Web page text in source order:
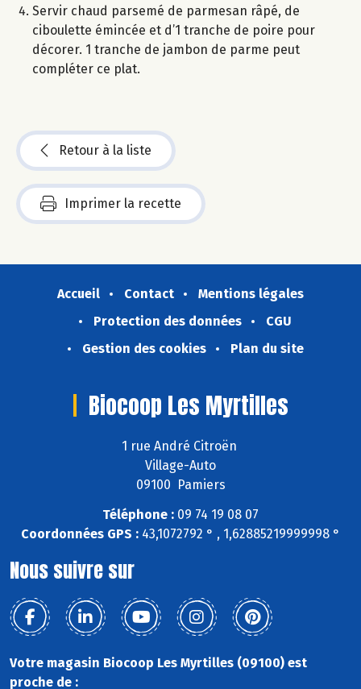
Servir chaud parsemé de parmesan râpé, de
ciboulette émincée et d’1 tranche de poire pour
décorer. 1 tranche de jambon de parme peut
compléter ce plat.
Retour à la liste
Imprimer la recette
Accueil Contact
Mentions légales
Protection des données
CGU
Gestion des cookies
Plan du site
Biocoop Les Myrtilles
1 rue André Citroën
Village-Auto
09100 Pamiers
Téléphone : 09 74 19 08 07
Coordonnées GPS : 43,1072792 ° , 1,62885219999998 °
Nous suivre sur
Votre magasin Biocoop Les Myrtilles (09100) est
proche de :